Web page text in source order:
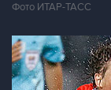
Фото ИТАР-ТАСС